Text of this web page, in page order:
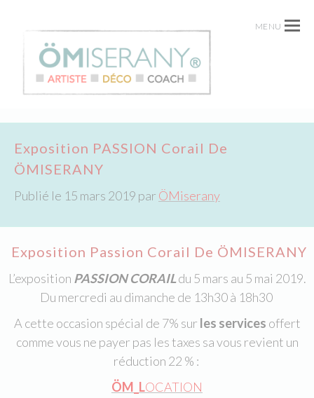
MENU
Exposition PASSION Corail De
ÖMISERANY
Publié le 15 mars 2019 par ÖMiserany
Exposition Passion Corail De ÖMISERANY
L’exposition PASSION CORAILdu 5 mars au 5 mai 2019.
Du mercredi au dimanche de 13h30 à 18h30
A cette occasion spécial de 7% sur les services offert
comme vous ne payer pas les taxes sa vous revient un
réduction 22 % :
ÖM_LOCATION